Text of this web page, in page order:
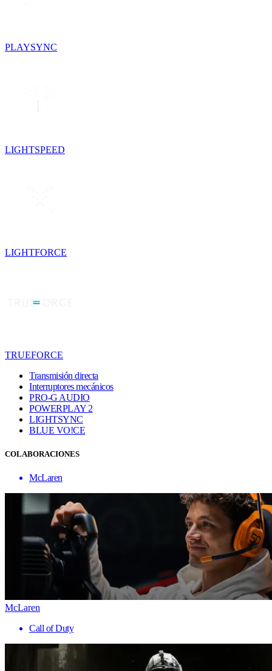
PLAYSYNC
LIGHTSPEED
LIGHTFORCE
TRUEFORCE
Transmisión directa
Interruptores mecánicos
PRO-G AUDIO
POWERPLAY 2
LIGHTSYNC
BLUE VO!CE
COLABORACIONES
McLaren
McLaren
Call of Duty